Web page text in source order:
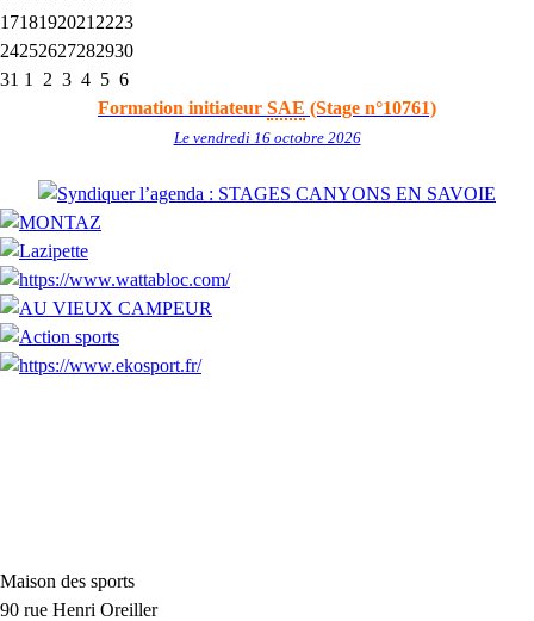
1718192021 2223
24252627282930
31 1 2 3 4 5 6
Formation initiateur SAE (Stage n°10761)
Le vendredi 16 octobre 2026
Maison des sports
90 rue Henri Oreiller